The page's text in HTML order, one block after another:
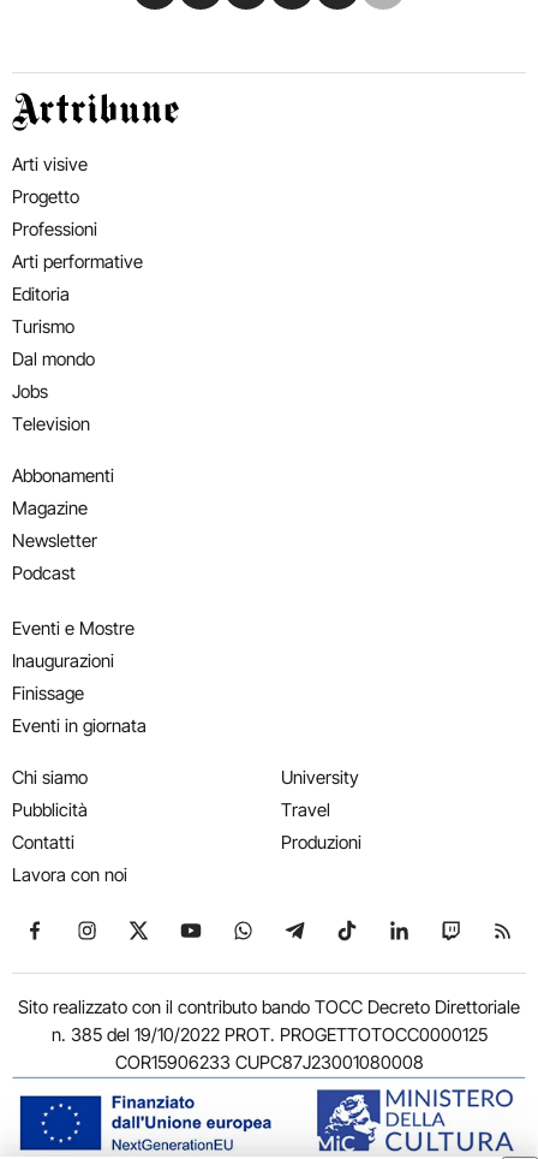
Artribune
Arti visive
Progetto
Professioni
Arti performative
Editoria
Turismo
Dal mondo
Jobs
Television
Abbonamenti
Magazine
Newsletter
Podcast
Eventi e Mostre
Inaugurazioni
Finissage
Eventi in giornata
Chi siamo
Pubblicità
Contatti
Lavora con noi
University
Travel
Produzioni
Seguici su Facebook
Seguici su Instagram
Seguici su X
Seguici su YouTube
Seguici su WhatsApp
Seguici su Telegram
Seguici su TikTok
Seguici su
Seguici
Sito realizzato con il contributo bando TOCC Decreto Direttoriale
n. 385 del 19/10/2022 PROT. PROGETTOTOCC0000125
COR15906233 CUPC87J23001080008